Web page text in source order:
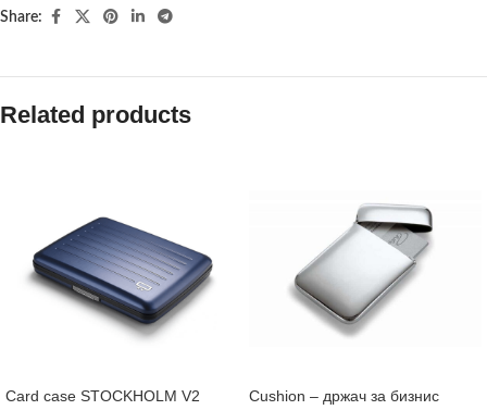
Share:
Related products
Card case STOCKHOLM V2
Cushion – држач за бизнис